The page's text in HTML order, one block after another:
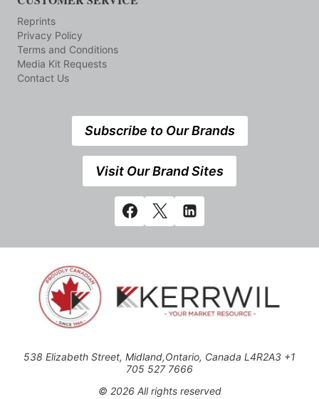
Reprints
Privacy Policy
Terms and Conditions
Media Kit Requests
Contact Us
Subscribe to Our Brands
Visit Our Brand Sites
538 Elizabeth Street, Midland,Ontario, Canada L4R2A3 +1
705 527 7666
© 2026 All rights reserved